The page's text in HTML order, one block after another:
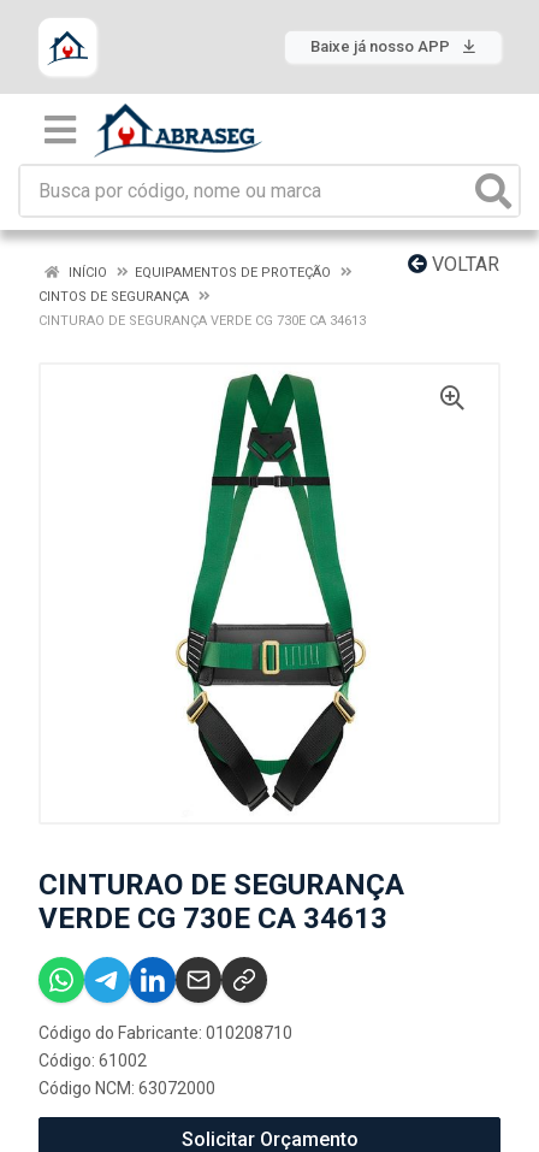
Baixe já nosso APP
VOLTAR
INÍCIO
EQUIPAMENTOS DE PROTEÇÃO
CINTOS DE SEGURANÇA
CINTURAO DE SEGURANÇA VERDE CG 730E CA 34613
CINTURAO DE SEGURANÇA
VERDE CG 730E CA 34613
Código do Fabricante: 010208710
Código: 61002
Código NCM: 63072000
Solicitar Orçamento